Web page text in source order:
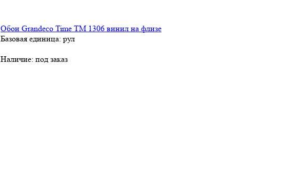
Обои Grandeco Time TM 1306 винил на флизе
Базовая единица: рул
Наличие: под заказ